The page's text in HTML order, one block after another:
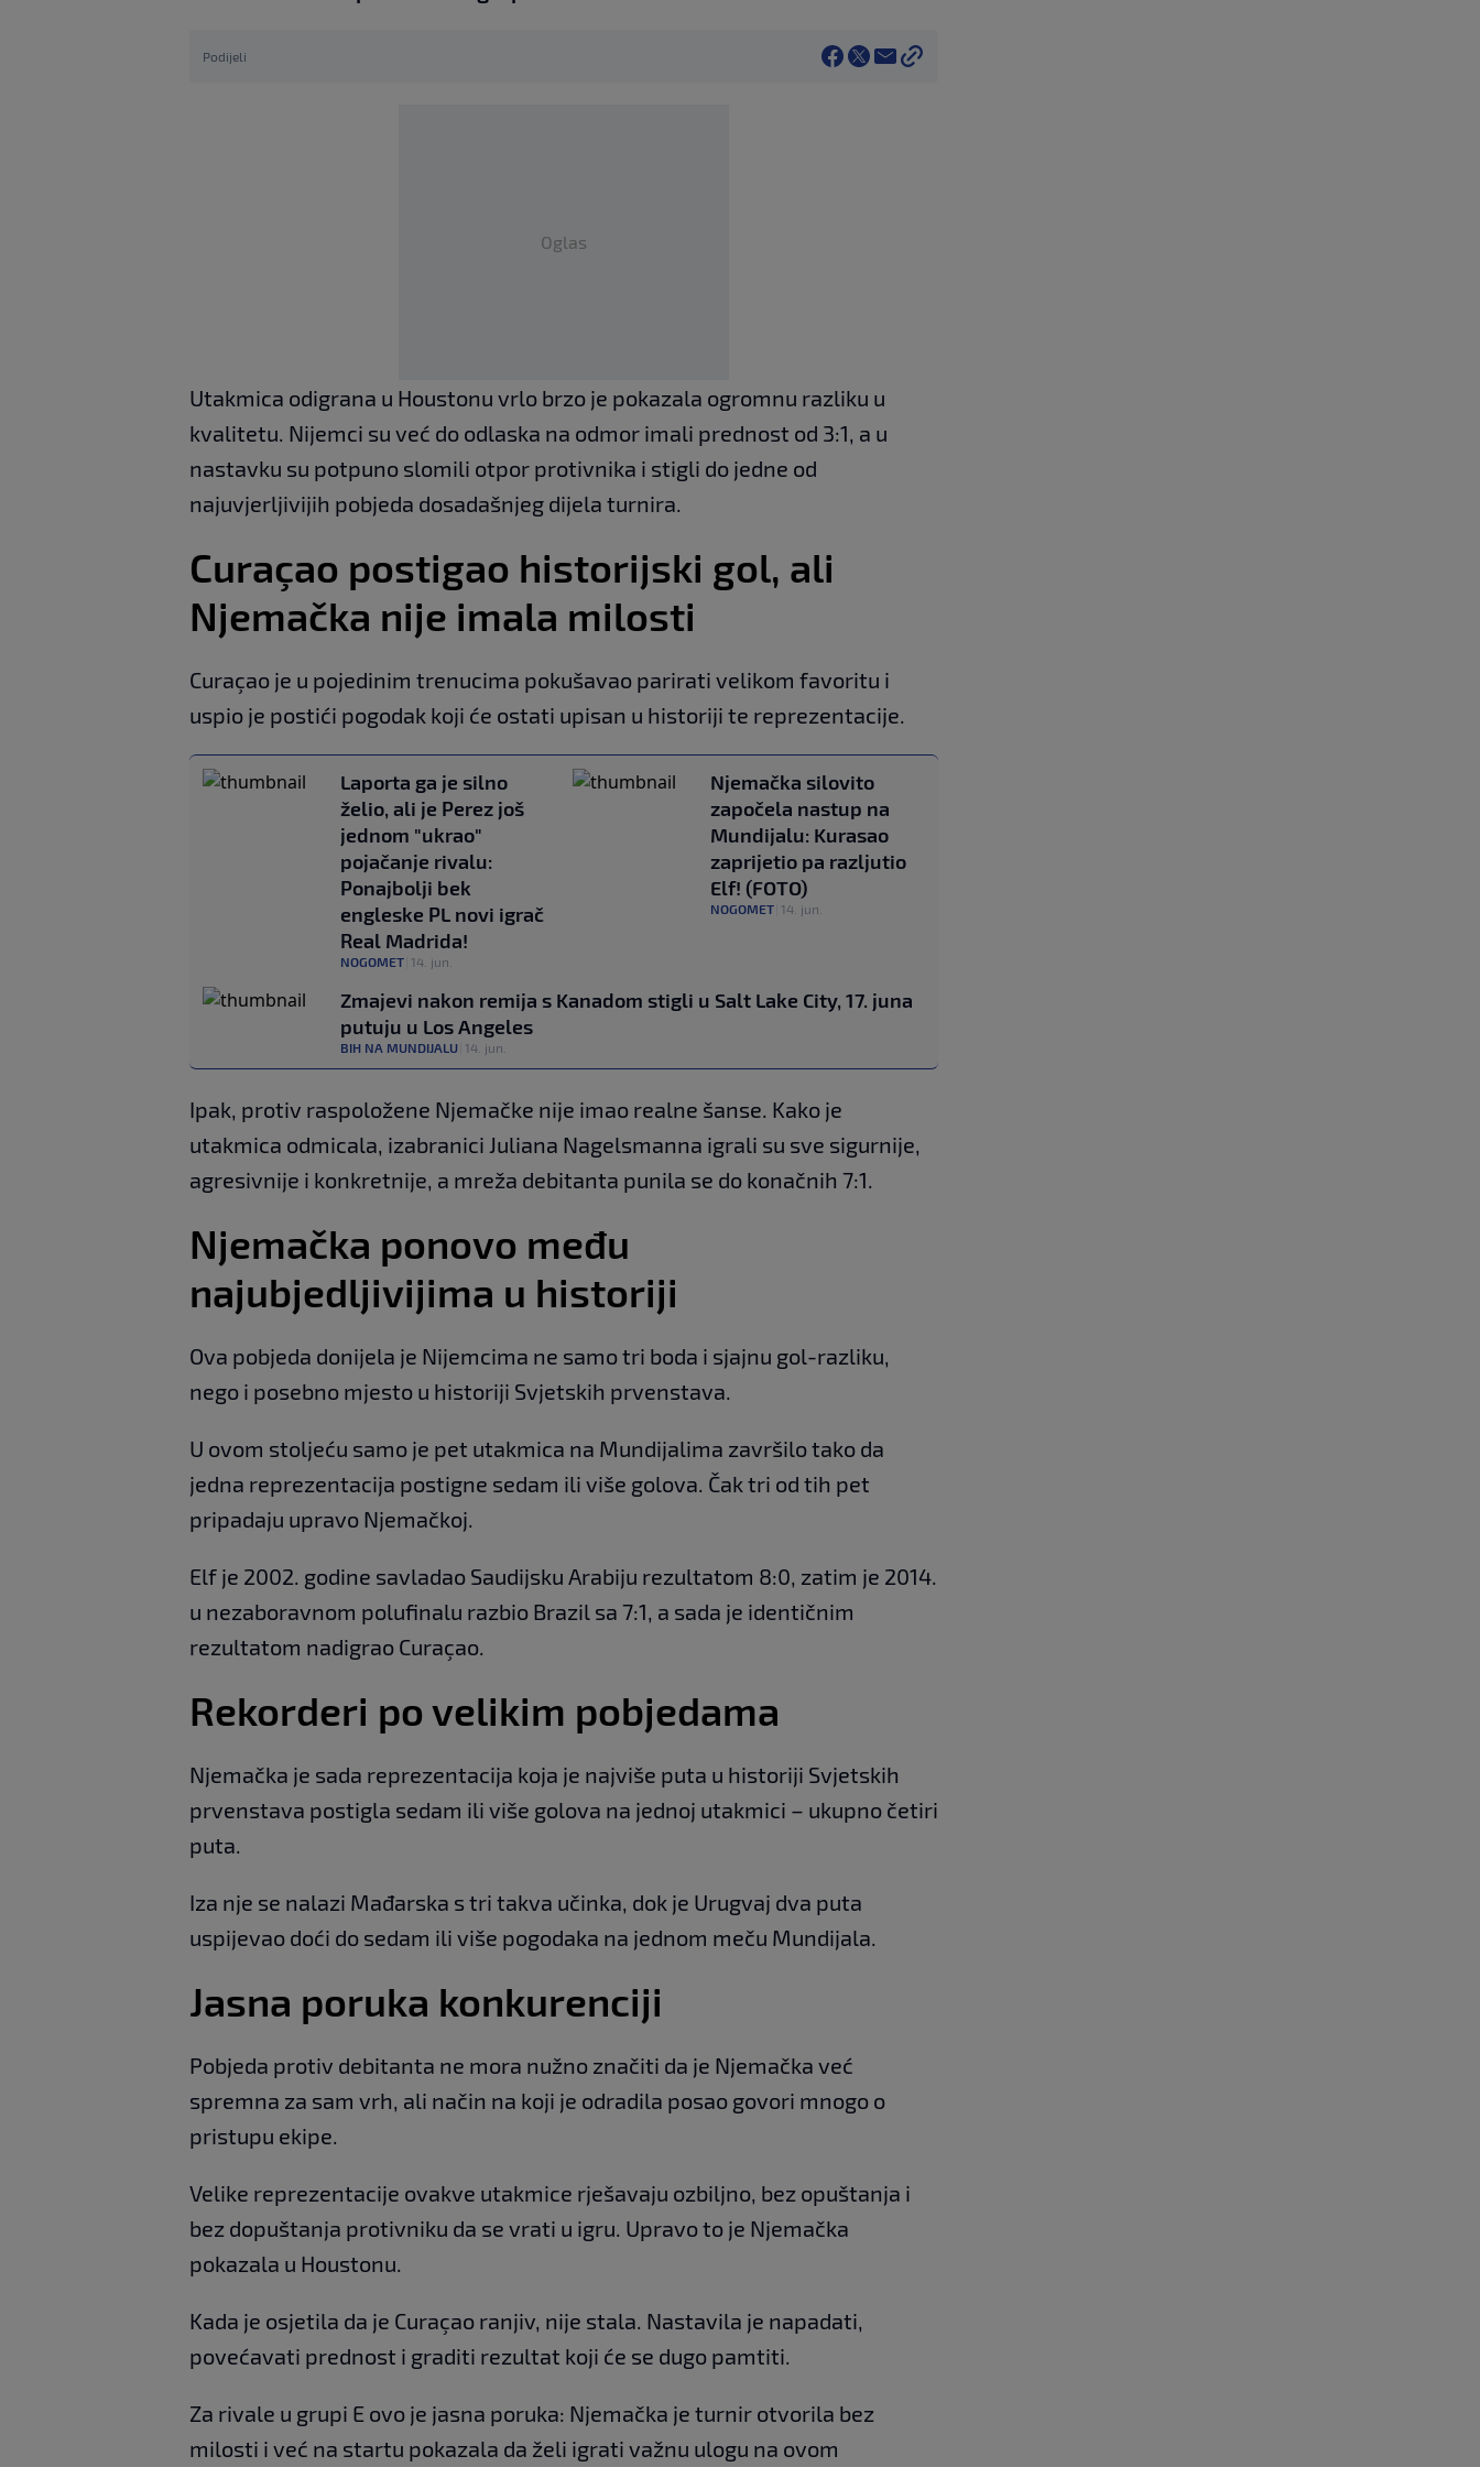
Podijeli
Oglas
Utakmica odigrana u Houstonu vrlo brzo je pokazala ogromnu razliku u
kvalitetu. Nijemci su već do odlaska na odmor imali prednost od 3:1, a u
nastavku su potpuno slomili otpor protivnika i stigli do jedne od
najuvjerljivijih pobjeda dosadašnjeg dijela turnira.
Curaçao postigao historijski gol, ali
Njemačka nije imala milosti
Curaçao je u pojedinim trenucima pokušavao parirati velikom favoritu i
uspio je postići pogodak koji će ostati upisan u historiji te reprezentacije.
Laporta ga je silno
želio, ali je Perez još
jednom "ukrao"
pojačanje rivalu:
Ponajbolji bek
engleske PL novi igrač
Real Madrida!
NOGOMET 14. jun.
Njemačka silovito
započela nastup na
Mundijalu: Kurasao
zaprijetio pa razljutio
Elf! (FOTO)
NOGOMET 14. jun.
Zmajevi nakon remija s Kanadom stigli u Salt Lake City, 17. juna
putuju u Los Angeles
BIH NA MUNDIJALU 14. jun.
Ipak, protiv raspoložene Njemačke nije imao realne šanse. Kako je
utakmica odmicala, izabranici Juliana Nagelsmanna igrali su sve sigurnije,
agresivnije i konkretnije, a mreža debitanta punila se do konačnih 7:1.
Njemačka ponovo među
najubjedljivijima u historiji
Ova pobjeda donijela je Nijemcima ne samo tri boda i sjajnu gol-razliku,
nego i posebno mjesto u historiji Svjetskih prvenstava.
U ovom stoljeću samo je pet utakmica na Mundijalima završilo tako da
jedna reprezentacija postigne sedam ili više golova. Čak tri od tih pet
pripadaju upravo Njemačkoj.
Elf je 2002. godine savladao Saudijsku Arabiju rezultatom 8:0, zatim je 2014.
u nezaboravnom polufinalu razbio Brazil sa 7:1, a sada je identičnim
rezultatom nadigrao Curaçao.
Rekorderi po velikim pobjedama
Njemačka je sada reprezentacija koja je najviše puta u historiji Svjetskih
prvenstava postigla sedam ili više golova na jednoj utakmici – ukupno četiri
puta.
Iza nje se nalazi Mađarska s tri takva učinka, dok je Urugvaj dva puta
uspijevao doći do sedam ili više pogodaka na jednom meču Mundijala.
Jasna poruka konkurenciji
Pobjeda protiv debitanta ne mora nužno značiti da je Njemačka već
spremna za sam vrh, ali način na koji je odradila posao govori mnogo o
pristupu ekipe.
Velike reprezentacije ovakve utakmice rješavaju ozbiljno, bez opuštanja i
bez dopuštanja protivniku da se vrati u igru. Upravo to je Njemačka
pokazala u Houstonu.
Kada je osjetila da je Curaçao ranjiv, nije stala. Nastavila je napadati,
povećavati prednost i graditi rezultat koji će se dugo pamtiti.
Za rivale u grupi E ovo je jasna poruka: Njemačka je turnir otvorila bez
milosti i već na startu pokazala da želi igrati važnu ulogu na ovom